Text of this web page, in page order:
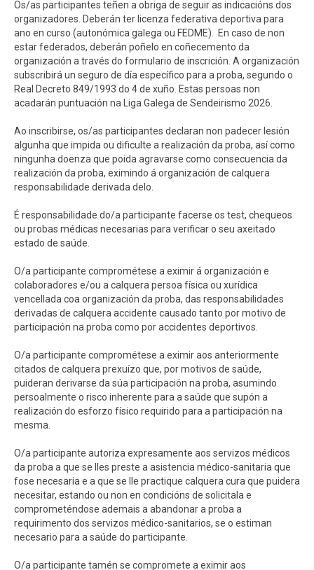
Os/as participantes teñen a obriga de seguir as indicacións dos
organizadores. Deberán ter licenza federativa deportiva para
ano en curso (autonómica galega ou FEDME). En caso de non
estar federados, deberán poñelo en coñecemento da
organización a través do formulario de inscrición. A organización
subscribirá un seguro de día específico para a proba, segundo o
Real Decreto 849/1993 do 4 de xuño. Estas persoas non
acadarán puntuación na Liga Galega de Sendeirismo 2026.
Ao inscribirse, os/as participantes declaran non padecer lesión
algunha que impida ou dificulte a realización da proba, así como
ningunha doenza que poida agravarse como consecuencia da
realización da proba, eximindo á organización de calquera
responsabilidade derivada delo.
É responsabilidade do/a participante facerse os test, chequeos
ou probas médicas necesarias para verificar o seu axeitado
estado de saúde.
O/a participante comprométese a eximir á organización e
colaboradores e/ou a calquera persoa física ou xurídica
vencellada coa organización da proba, das responsabilidades
derivadas de calquera accidente causado tanto por motivo de
participación na proba como por accidentes deportivos.
O/a participante comprométese a eximir aos anteriormente
citados de calquera prexuízo que, por motivos de saúde,
puideran derivarse da súa participación na proba, asumindo
persoalmente o risco inherente para a saúde que supón a
realización do esforzo físico requirido para a participación na
mesma.
O/a participante autoriza expresamente aos servizos médicos
da proba a que se lles preste a asistencia médico-sanitaria que
fose necesaria e a que se lle practique calquera cura que puidera
necesitar, estando ou non en condicións de solicitala e
comprometéndose ademais a abandonar a proba a
requirimento dos servizos médico-sanitarios, se o estiman
necesario para a saúde do participante.
O/a participante tamén se compromete a eximir aos